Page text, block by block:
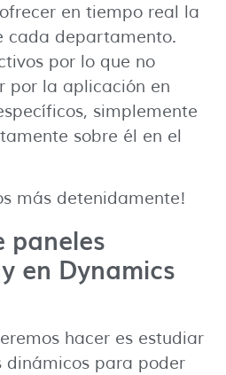
en tiempo real la
cada departamento.
por lo que no
por la aplicación en
simplemente
sobre él en el
más detenidamente!
paneles
en Dynamics
hacer es estudiar
dinámicos para poder